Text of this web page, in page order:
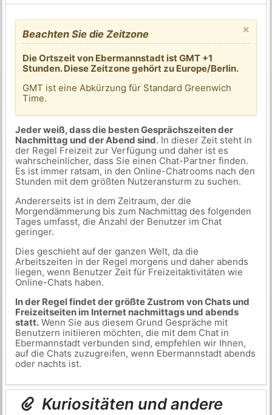
×
Beachten Sie die Zeitzone
Die Ortszeit von Ebermannstadt ist GMT +1
Stunden. Diese Zeitzone gehört zu Europe/Berlin.
GMT ist eine Abkürzung für Standard Greenwich
Time.
Jeder weiß, dass die besten Gesprächszeiten der
Nachmittag und der Abend sind. In dieser Zeit steht in
der Regel Freizeit zur Verfügung und daher ist es
wahrscheinlicher, dass Sie einen Chat-Partner finden.
Es ist immer ratsam, in den Online-Chatrooms nach den
Stunden mit dem größten Nutzeransturm zu suchen.
Andererseits ist in dem Zeitraum, der die
Morgendämmerung bis zum Nachmittag des folgenden
Tages umfasst, die Anzahl der Benutzer im Chat
geringer.
Dies geschieht auf der ganzen Welt, da die
Arbeitszeiten in der Regel morgens und daher abends
liegen, wenn Benutzer Zeit für Freizeitaktivitäten wie
Online-Chats haben.
In der Regel findet der größte Zustrom von Chats und
Freizeitseiten im Internet nachmittags und abends
statt.Wenn Sie aus diesem Grund Gespräche mit
Benutzern initiieren möchten, die mit dem Chat in
Ebermannstadt verbunden sind, empfehlen wir Ihnen,
auf die Chats zuzugreifen, wenn Ebermannstadt abends
oder nachts ist.
Kuriositäten und andere